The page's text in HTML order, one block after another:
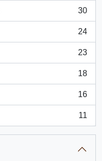
30
24
23
18
16
11